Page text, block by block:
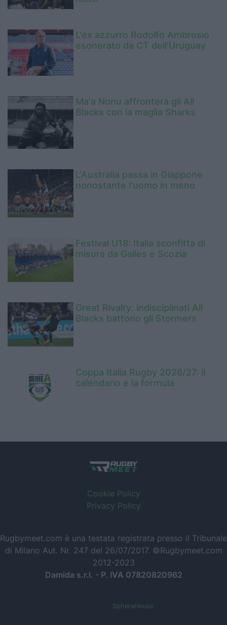
L'ex azzurro Rodolfo Ambrosio
esonerato da CT dell'Uruguay
Ma'a Nonu affronterà gli All
Blacks con la maglia Sharks
L'Australia passa in Giappone
nonostante l'uomo in meno
Festival U18: Italia sconfitta di
misura da Galles e Scozia
Great Rivalry: indisciplinati All
Blacks battono gli Stormers
Coppa Italia Rugby 2026/27: il
calendario e la formula
Cookie Policy
Privacy Policy
Rugbymeet.com è una testata registrata presso il Tribunale
di Milano Aut. Nr. 247 del 26/07/2017. ©Rugbymeet.com
2012-2023
Damida s.r.l. - P. IVA 07820820962
SpheraHouse